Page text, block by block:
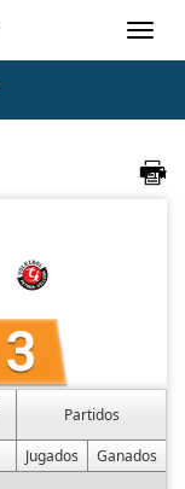
Partidos
Jugados
Ganados